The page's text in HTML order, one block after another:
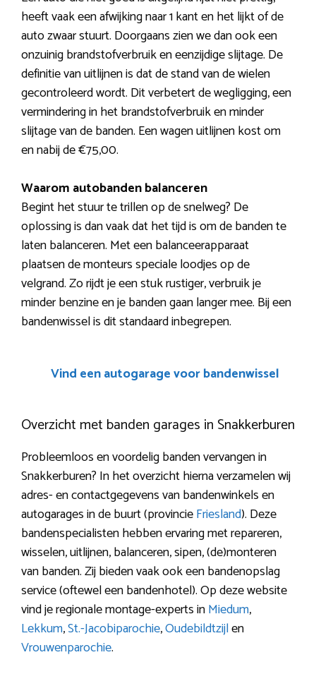
heeft vaak een afwijking naar 1 kant en het lijkt of de
auto zwaar stuurt. Doorgaans zien we dan ook een
onzuinig brandstofverbruik en eenzijdige slijtage. De
definitie van uitlijnen is dat de stand van de wielen
gecontroleerd wordt. Dit verbetert de wegligging, een
vermindering in het brandstofverbruik en minder
slijtage van de banden. Een wagen uitlijnen kost om
en nabij de €75,00.
Waarom autobanden balanceren
Begint het stuur te trillen op de snelweg? De
oplossing is dan vaak dat het tijd is om de banden te
laten balanceren. Met een balanceerapparaat
plaatsen de monteurs speciale loodjes op de
velgrand. Zo rijdt je een stuk rustiger, verbruik je
minder benzine en je banden gaan langer mee. Bij een
bandenwissel is dit standaard inbegrepen.
Vind een autogarage voor bandenwissel
Overzicht met banden garages in Snakkerburen
Probleemloos en voordelig banden vervangen in
Snakkerburen? In het overzicht hierna verzamelen wij
adres- en contactgegevens van bandenwinkels en
autogarages in de buurt (provincieFriesland). Deze
bandenspecialisten hebben ervaring met repareren,
wisselen, uitlijnen, balanceren, sipen, (de)monteren
van banden. Zij bieden vaak ook een bandenopslag
service (oftewel een bandenhotel). Op deze website
vind je regionale montage-experts inMiedum,
Lekkum,St.-Jacobiparochie,Oudebildtzijlen
Vrouwenparochie.